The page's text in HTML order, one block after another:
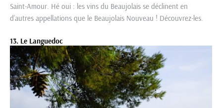
Saint-Amour. Hé oui : les vins du Beaujolais se déclinent en
d’autres appellations que le Beaujolais Nouveau ! Découvrez-les.
13. Le Languedoc